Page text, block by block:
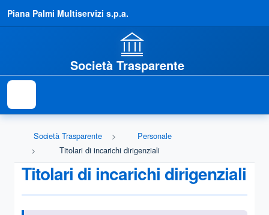
Piana Palmi Multiservizi s.p.a.
Società Trasparente
Società Trasparente
Personale
Titolari di incarichi dirigenziali
Titolari di incarichi dirigenziali